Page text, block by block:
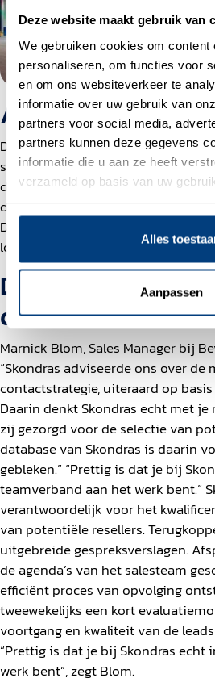
Deze website maakt gebruik van
We gebruiken cookies om content
personaliseren, om functies voor
en om ons websiteverkeer te
informatie over uw gebruik van
partners voor social media,
partners kunnen deze gegevens
informatie die u aan ze heeft
verzameld op basis van uw
Alles
Aanpassen
Ambitie stopt
De plannen van Bever Innovations
succesvolle campagne voor de
daarom nu gekeken naar
de ervaringen met Skondras in
Duitse markt, is een vervolg met
logische keuze.”
De kracht van een
database
Marnick Blom, Sales Manager bij
“Skondras adviseerde ons over de
contactstrategie, uiteraard op
Daarin denkt Skondras echt met je
zij gezorgd voor de selectie van
database van Skondras is daarin
gebleken.” “Prettig is dat je bij
teamverband aan het werk bent.”
verantwoordelijk voor het
van potentiële resellers.
uitgebreide gespreksverslagen.
de agenda’s van het salesteam
efficiënt proces van opvolging
tweewekelijks een kort
voortgang en kwaliteit van de
“Prettig is dat je bij Skondras echt
werk bent”, zegt Blom.